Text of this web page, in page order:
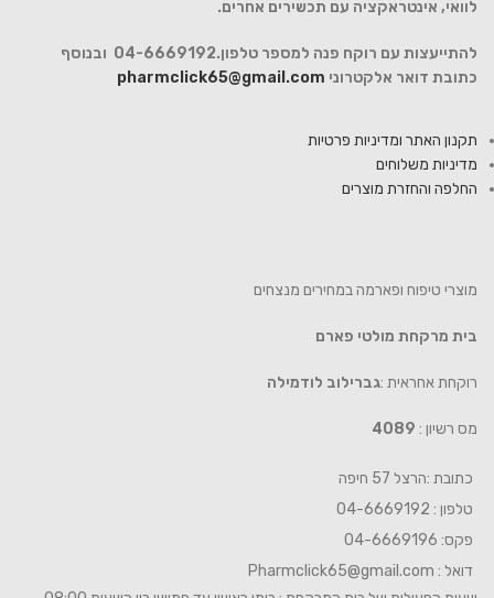
לוואי, אינטראקציה עם תכשירים אחרים.
להתייעצות עם רוקח פנה למספר טלפון.04-6669192 ובנוסף
כתובת דואר אלקטרוני pharmclick65@gmail.com
תקנון האתר ומדיניות פרטיות
מדיניות משלוחים
החלפה והחזרת מוצרים
מוצרי טיפוח ופארמה במחירים מנצחים
בית מרקחת מולטי פארם
רוקחת אחראית :גברילוב לודמילה
מס רשיון : 4089
כתובת :הרצל 57 חיפה
טלפון : 04-6669192
פקס: 04-6669196
דואל : Pharmclick65@gmail.com